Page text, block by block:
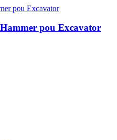
pou Excavator